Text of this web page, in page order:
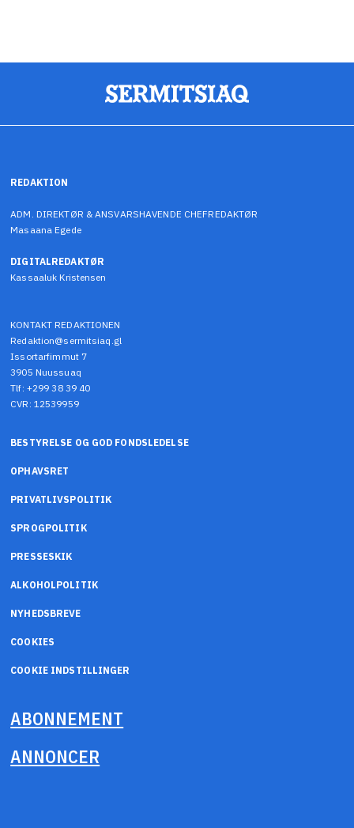
REDAKTION
ADM. DIREKTØR & ANSVARSHAVENDE CHEFREDAKTØR
Masaana Egede
DIGITALREDAKTØR
Kassaaluk Kristensen
KONTAKT REDAKTIONEN
Redaktion@sermitsiaq.gl
Issortarfimmut 7
3905 Nuussuaq
Tlf: +299 38 39 40
CVR: 12539959
BESTYRELSE OG GOD FONDSLEDELSE
OPHAVSRET
PRIVATLIVSPOLITIK
SPROGPOLITIK
PRESSESKIK
ALKOHOLPOLITIK
NYHEDSBREVE
COOKIES
COOKIE INDSTILLINGER
ABONNEMENT
ANNONCER